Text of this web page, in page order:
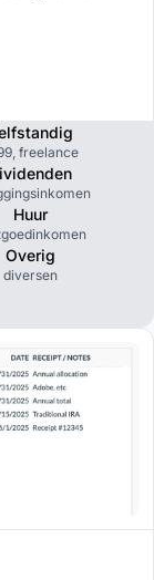
freelance
Huur
Overig
diversen